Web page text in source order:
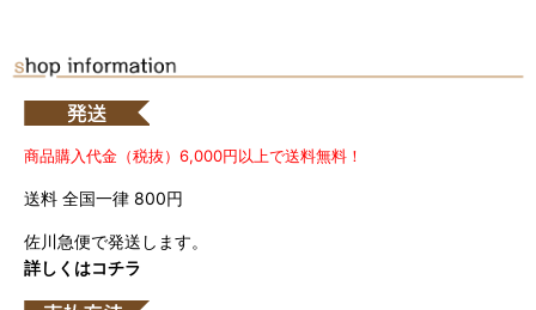
商品購入代金（税抜）6,000円以上で送料無料！
送料 全国一律 800円
佐川急便で発送します。
詳しくはコチラ